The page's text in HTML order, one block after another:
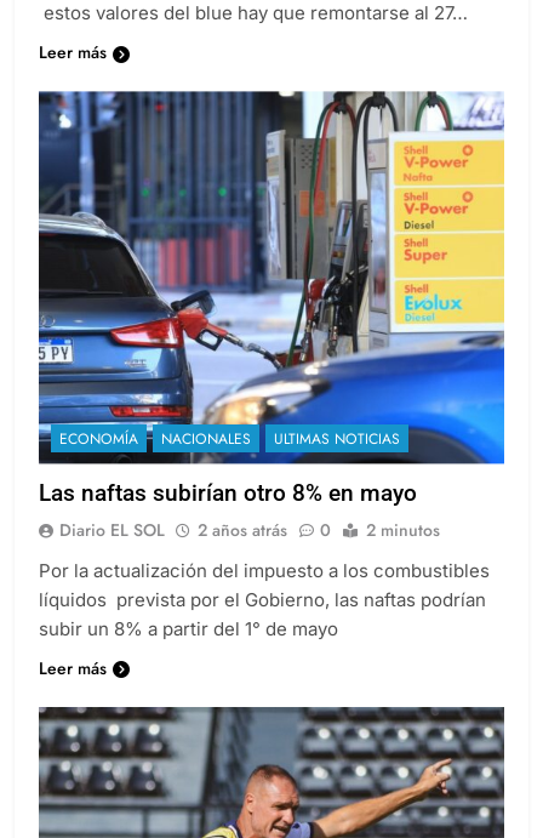
estos valores del blue hay que remontarse al 27…
Leer más
ECONOMÍA NACIONALES ULTIMAS NOTICIAS
Las naftas subirían otro 8% en mayo
Diario EL SOL 2 años atrás 0 2 minutos
Por la actualización del impuesto a los combustibles
líquidos prevista por el Gobierno, las naftas podrían
subir un 8% a partir del 1° de mayo
Leer más